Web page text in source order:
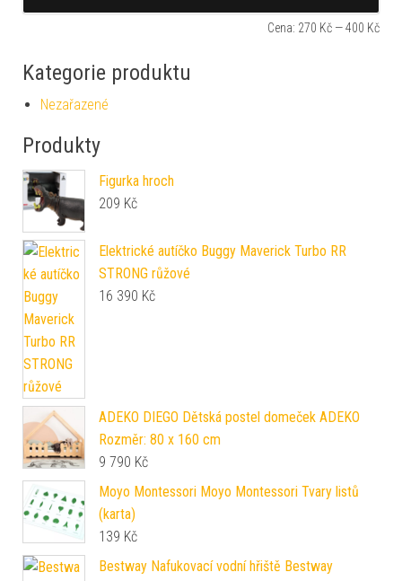
Cena: 270 Kč —400 Kč
Kategorie produktu
Nezařazené
Produkty
Figurka hroch
209 Kč
Elektrické autíčko Buggy Maverick Turbo RR
STRONG růžové
16 390 Kč
ADEKO DIEGO Dětská postel domeček ADEKO
Rozměr: 80 x 160 cm
9 790 Kč
Moyo Montessori Moyo Montessori Tvary listů
(karta)
139 Kč
Bestway Nafukovací vodní hřiště Bestway